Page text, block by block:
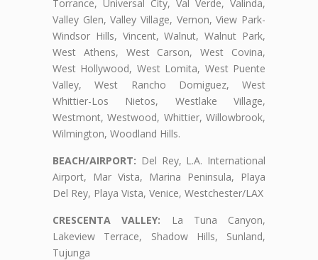
Torrance, Universal City, Val Verde, Valinda,
Valley Glen, Valley Village, Vernon, View Park-
Windsor Hills, Vincent, Walnut, Walnut Park,
West Athens, West Carson, West Covina,
West Hollywood, West Lomita, West Puente
Valley, West Rancho Domiguez, West
Whittier-Los Nietos, Westlake Village,
Westmont, Westwood, Whittier, Willowbrook,
Wilmington, Woodland Hills.
BEACH/AIRPORT: Del Rey, L.A. International
Airport, Mar Vista, Marina Peninsula, Playa
Del Rey, Playa Vista, Venice, Westchester/LAX
CRESCENTA VALLEY: La Tuna Canyon,
Lakeview Terrace, Shadow Hills, Sunland,
Tujunga